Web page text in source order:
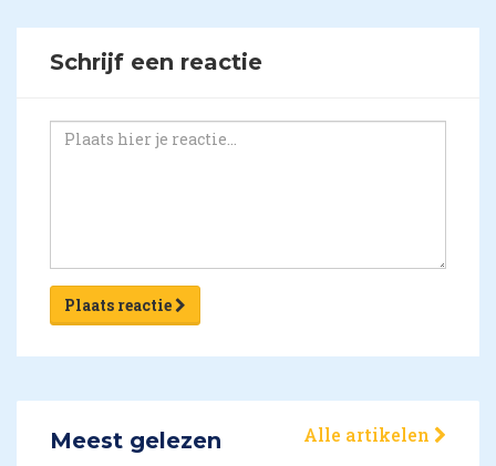
Schrijf een reactie
Plaats reactie
Meest gelezen Alle artikelen